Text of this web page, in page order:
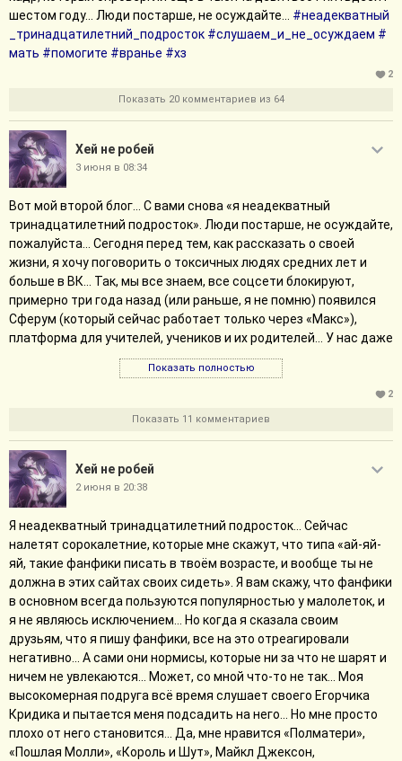
шестом году... Люди постарше, не осуждайте... #неадекватный
_тринадцатилетний_подросток #слушаем_и_не_осуждаем #
мать #помогите #вранье #хз
2
Показать 20 комментариев из 64
Хей не робей
3 июня в 08:34
Вот мой второй блог... С вами снова «я неадекватный
тринадцатилетний подросток». Люди постарше, не осуждайте,
пожалуйста... Сегодня перед тем, как рассказать о своей
жизни, я хочу поговорить о токсичных людях средних лет и
больше в ВК... Так, мы все знаем, все соцсети блокируют,
примерно три года назад (или раньше, я не помню) появился
Сферум (который сейчас работает только через «Макс»),
платформа для учителей, учеников и их родителей... У нас даже
в этих чатах проводились дистанционные уроки, когда у нас в
школе начался карантин из-за гриппа... Ну так вот, раньше для
зарегистрированным в ВК-мессенджере, а как мы знаем, ВК-
Боже, почему там столько негатива... Под каждым
комментарием какие-то сорокалетние мужики и бабы (я про
неадекватных, для меня остальные адекватные люди
сорокалетние мужчины и женщины) выливают на любого
человека грязь помоев... Человек умер (к примеру, какой-то
малоизвестный актёр): они его посылают, говорят гореть в
аду, хотя сами не знают про этого человека ничего!
Восьмиклассница повесилась из-за ОГЭ: они начинают её
осуждать и говорят, что неженки пошли, будто бы сами не
волновались перед экзаменами и будто бы хотя бы пару
человек в классе не мечтали умереть перед этим из-за
волнения! Что-то начинают говорить про темнокожего
человека: включаются расисты! Что-то говорят про вторую
мировую: воскресают неонацисты и просто какие-то
неадекватыши и начинают... Не, я дальше не буду про это
рассказывать, там страшное... И так почти что под каждым
постом (не считая моей группы по Удивительному Цифровому
Показать полностью
2
Показать 11 комментариев
Хей не робей
2 июня в 20:38
Я неадекватный тринадцатилетний подросток... Сейчас
налетят сорокалетние, которые мне скажут, что типа «ай-яй-
яй, такие фанфики писать в твоём возрасте, и вообще ты не
должна в этих сайтах своих сидеть». Я вам скажу, что фанфики
в основном всегда пользуются популярностью у малолеток, и
я не являюсь исключением... Но когда я сказала своим
друзьям, что я пишу фанфики, все на это отреагировали
негативно... А сами они нормисы, которые ни за что не шарят и
ничем не увлекаются... Может, со мной что-то не так... Моя
высокомерная подруга всё время слушает своего Егорчика
Кридика и пытается меня подсадить на него... Но мне просто
плохо от него становится... Да, мне нравится «Полматери»,
«Пошлая Молли», «Король и Шут», Майкл Джексон,